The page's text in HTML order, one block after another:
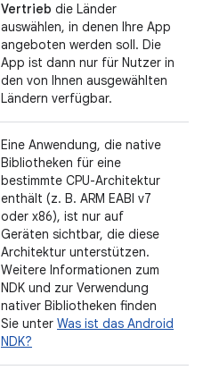
Vertrieb die Länder
auswählen, in denen Ihre App
angeboten werden soll. Die
App ist dann nur für Nutzer in
den von Ihnen ausgewählten
Ländern verfügbar.
Eine Anwendung, die native
Bibliotheken für eine
bestimmte CPU-Architektur
enthält (z. B. ARM EABI v7
oder x86), ist nur auf
Geräten sichtbar, die diese
Architektur unterstützen.
Weitere Informationen zum
NDK und zur Verwendung
nativer Bibliotheken finden
Sie unter Was ist das Android
NDK?